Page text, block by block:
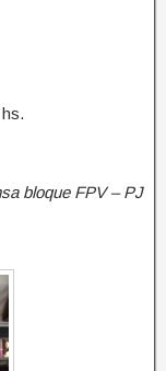
bloque FPV – PJ